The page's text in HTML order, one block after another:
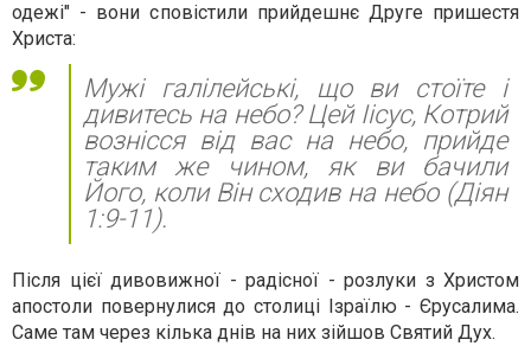
одежі" - вони сповістили прийдешнє Друге пришестя
Христа:
Мужі галілейські, що ви стоїте і
дивитесь на небо? Цей Іісус, Котрий
вознісся від вас на небо, прийде
таким же чином, як ви бачили
Його, коли Він сходив на небо (Діян
1:9-11).
Після цієї дивовижної - радісної - розлуки з Христом
апостоли повернулися до столиці Ізраїлю - Єрусалима.
Саме там через кілька днів на них зійшов Святий Дух.